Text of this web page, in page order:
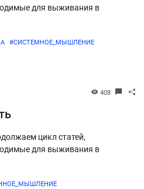
для выживания в
#СИСТЕМНОЕ_МЫШЛЕНИЕ
408
цикл статей,
для выживания в